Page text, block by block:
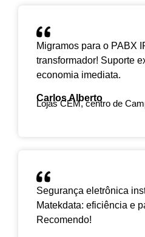
Atualizações
manutenção
Ele oferece recursos
filas de atendimento e
gerenciado online.
Migramos para o PABX
transformador! Suporte
economia imediata.
Carlos Alberto
Lojas CEM, centro de
Segurança eletrônica
Matekdata: eficiência e
Recomendo!